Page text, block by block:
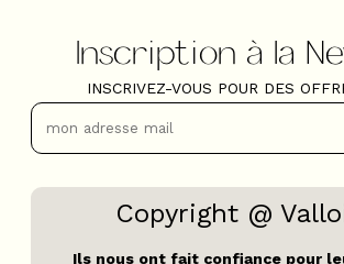
Inscription à la
INSCRIVEZ-VOUS POUR DES
Copyright @
Ils nous ont fait confiance pour